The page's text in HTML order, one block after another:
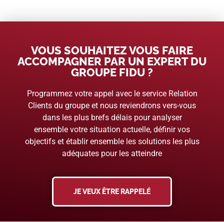
VOUS SOUHAITEZ VOUS FAIRE
ACCOMPAGNER PAR UN EXPERT DU
GROUPE FIDU ?
Programmez votre appel avec le service Relation
Clients du groupe et nous reviendrons vers-vous
dans les plus brefs délais pour analyser
ensemble votre situation actuelle, définir vos
objectifs et établir ensemble les solutions les plus
adéquates pour les atteindre
JE VEUX ÊTRE RAPPELÉ